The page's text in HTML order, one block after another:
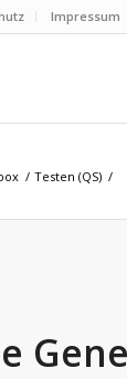
Impressum
/ Testen (QS) /